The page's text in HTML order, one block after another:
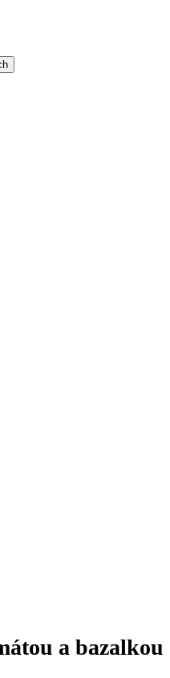
a bazalkou